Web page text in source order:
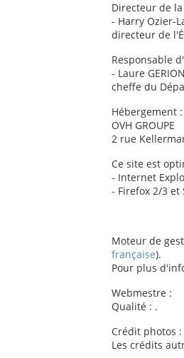
Directeur de
- Harry Ozier-
directeur de
Responsable
- Laure GERION
cheffe du
Hébergement :
OVH GROUPE
2 rue
Ce site est
- Internet
- Firefox 2/3 et
Moteur de
française).
Pour plus
Webmestre :
Qualité : .
Crédit photos
Les crédits